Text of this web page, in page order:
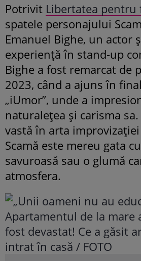
Potrivit Libertatea pentru
spatele personajului
Emanuel Bighe, un actor
experiență în stand-up
Bighe a fost remarcat de
2023, când a ajuns în
„iUmor”, unde a
naturalețea și carisma
vastă în arta
Scamă este mereu gata
savuroasă sau o glumă
atmosfera.